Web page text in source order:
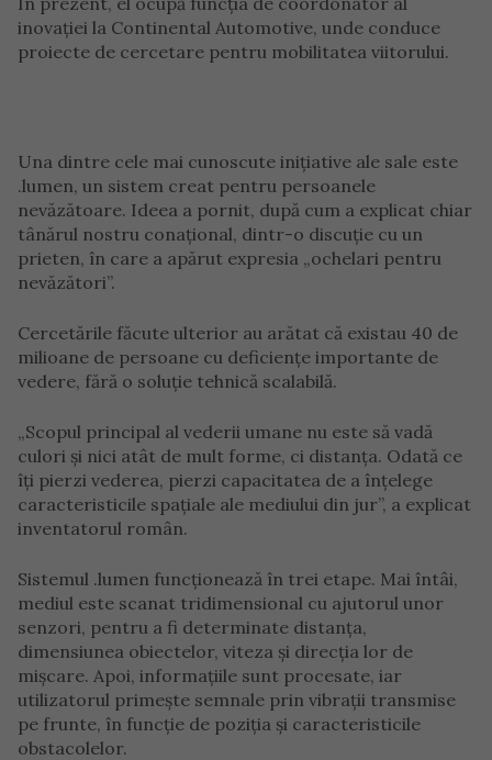
inovației la Continental Automotive, unde conduce
proiecte de cercetare pentru mobilitatea viitorului.
Una dintre cele mai cunoscute inițiative ale sale este
.lumen, un sistem creat pentru persoanele
nevăzătoare. Ideea a pornit, după cum a explicat chiar
tânărul nostru conațional, dintr-o discuție cu un
prieten, în care a apărut expresia „ochelari pentru
nevăzători”.
Cercetările făcute ulterior au arătat că existau 40 de
milioane de persoane cu deficiențe importante de
vedere, fără o soluție tehnică scalabilă.
„Scopul principal al vederii umane nu este să vadă
culori și nici atât de mult forme, ci distanța. Odată ce
îți pierzi vederea, pierzi capacitatea de a înțelege
caracteristicile spațiale ale mediului din jur”, a explicat
inventatorul român.
Sistemul .lumen funcționează în trei etape. Mai întâi,
mediul este scanat tridimensional cu ajutorul unor
senzori, pentru a fi determinate distanța,
dimensiunea obiectelor, viteza și direcția lor de
mișcare. Apoi, informațiile sunt procesate, iar
utilizatorul primește semnale prin vibrații transmise
pe frunte, în funcție de poziția și caracteristicile
obstacolelor.